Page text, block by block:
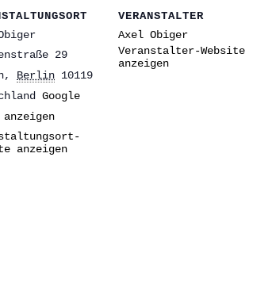
29
, Berlin 10119
Google
anzeigen
VERANSTALTER
Axel Obiger
Veranstalter-Website
anzeigen